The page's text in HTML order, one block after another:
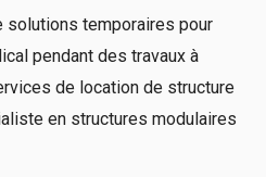
solutions temporaires pour
pendant des travaux à
de location de structure
en structures modulaires